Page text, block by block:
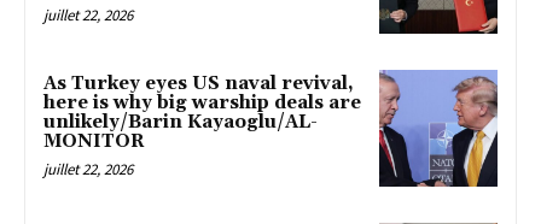
juillet 22, 2026
As Turkey eyes US naval revival,
here is why big warship deals are
unlikely/Barin Kayaoglu/AL-
MONITOR
juillet 22, 2026